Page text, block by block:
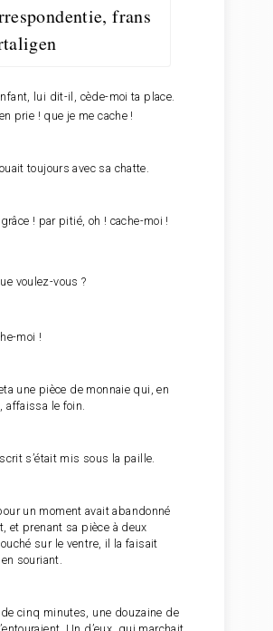
lui dit-il, cède-moi ta place.
prie ! que je me cache !
toujours avec sa chatte.
! par pitié, oh ! cache-moi !
voulez-vous ?
moi !
une pièce de monnaie qui, en
affaissa le foin.
s’était mis sous la paille.
un moment avait abandonné
et prenant sa pièce à deux
sur le ventre, il la faisait
souriant.
cinq minutes, une douzaine de